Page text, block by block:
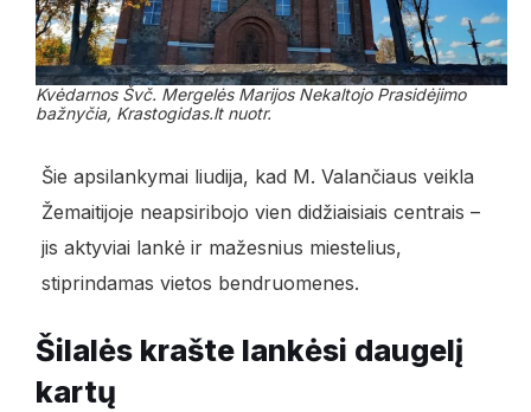
Kvėdarnos Švč. Mergelės Marijos Nekaltojo Prasidėjimo
bažnyčia, Krastogidas.lt nuotr.
Šie apsilankymai liudija, kad M. Valančiaus veikla
Žemaitijoje neapsiribojo vien didžiaisiais centrais –
jis aktyviai lankė ir mažesnius miestelius,
stiprindamas vietos bendruomenes.
Šilalės krašte lankėsi daugelį
kartų